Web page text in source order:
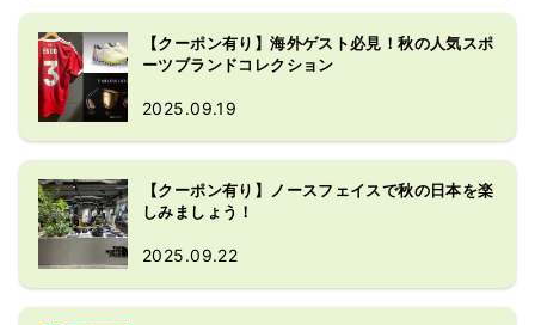
【クーポン有り】海外ゲスト必見！秋の人気スポ
ーツブランドコレクション
2025.09.19
【クーポン有り】ノースフェイスで秋の日本を楽
しみましょう！
2025.09.22